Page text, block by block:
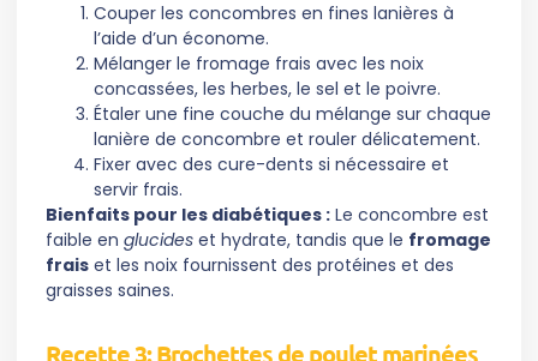
Couper les concombres en fines lanières à
l’aide d’un économe.
Mélanger le fromage frais avec les noix
concassées, les herbes, le sel et le poivre.
Étaler une fine couche du mélange sur chaque
lanière de concombre et rouler délicatement.
Fixer avec des cure-dents si nécessaire et
servir frais.
Bienfaits pour les diabétiques : Le concombre est
faible en glucides et hydrate, tandis que le fromage
frais et les noix fournissent des protéines et des
graisses saines.
Recette 3: Brochettes de poulet marinées